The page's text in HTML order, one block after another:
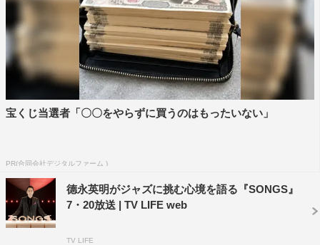
宝くじ当選者「〇〇をやらずに買うのはもったいない」
PR(合同会社デジタルファーム )
德永英明がジャズに挑む心境を語る『SONGS』
7・20放送 | TV LIFE web
TV LIFE